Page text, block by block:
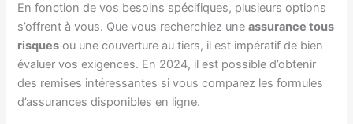
En fonction de vos besoins spécifiques, plusieurs options
s’offrent à vous. Que vous recherchiez uneassurance tous
risques ou une couverture au tiers, il est impératif de bien
évaluer vos exigences. En 2024, il est possible d’obtenir
des remises intéressantes si vous comparez les formules
d’assurances disponibles en ligne.